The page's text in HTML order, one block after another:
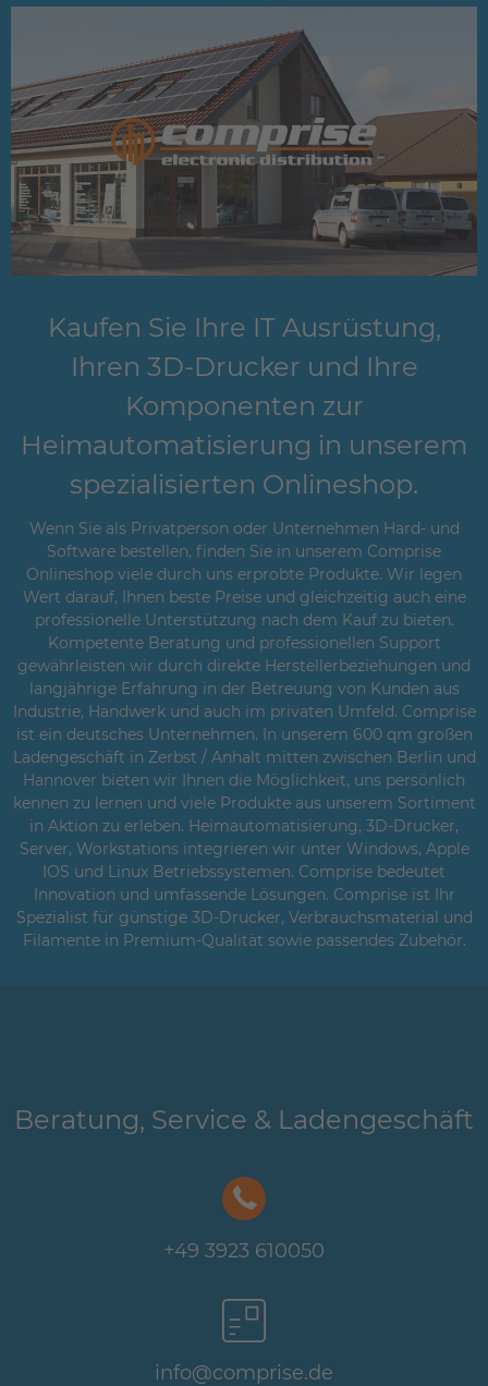
Kaufen Sie Ihre IT Ausrüstung,
Ihren 3D-Drucker und Ihre
Komponenten zur
Heimautomatisierung in unserem
spezialisierten Onlineshop.
Wenn Sie als Privatperson oder Unternehmen Hard- und
Software bestellen, finden Sie in unserem Comprise
Onlineshop viele durch uns erprobte Produkte. Wir legen
Wert darauf, Ihnen beste Preise und gleichzeitig auch eine
professionelle Unterstützung nach dem Kauf zu bieten.
Kompetente Beratung und professionellen Support
gewährleisten wir durch direkte Herstellerbeziehungen und
langjährige Erfahrung in der Betreuung von Kunden aus
Industrie, Handwerk und auch im privaten Umfeld. Comprise
ist ein deutsches Unternehmen. In unserem 600 qm großen
Ladengeschäft in Zerbst / Anhalt mitten zwischen Berlin und
Hannover bieten wir Ihnen die Möglichkeit, uns persönlich
kennen zu lernen und viele Produkte aus unserem Sortiment
in Aktion zu erleben. Heimautomatisierung, 3D-Drucker,
Server, Workstations integrieren wir unter Windows, Apple
IOS und Linux Betriebssystemen. Comprise bedeutet
Innovation und umfassende Lösungen. Comprise ist Ihr
Spezialist für günstige 3D-Drucker, Verbrauchsmaterial und
Filamente in Premium-Qualität sowie passendes Zubehör.
Beratung, Service & Ladengeschäft
+49 3923 610050
info@comprise.de